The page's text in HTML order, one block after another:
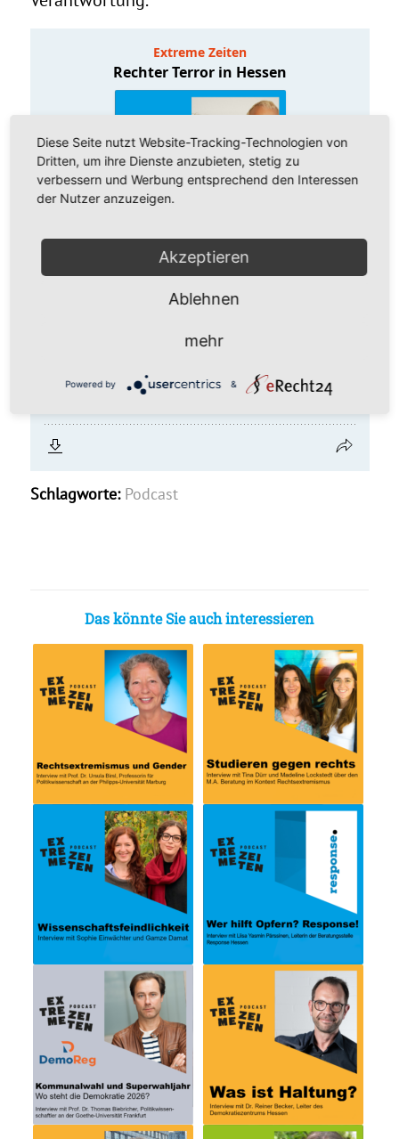
Schlagworte: Podcast
Das könnte Sie auch interessieren
Diese Seite nutzt Website-Tracking-Technologien von
Dritten, um ihre Dienste anzubieten, stetig zu
verbessern und Werbung entsprechend den Interessen
der Nutzer anzuzeigen.
Akzeptieren
Ablehnen
mehr
Powered by &